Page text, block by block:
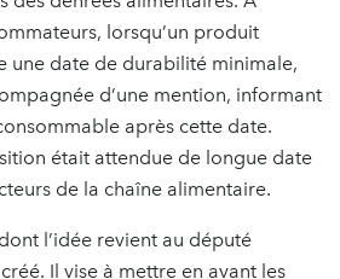
lorsqu’un produit
une date de durabilité minimale,
d’une mention, informant
après cette date.
était attendue de longue date
de la chaîne alimentaire.
l’idée revient au député
Il vise à mettre en avant les